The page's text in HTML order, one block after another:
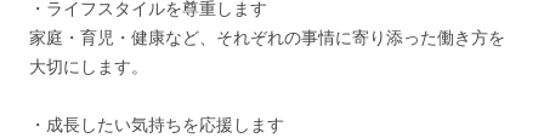
・ライフスタイルを尊重します
家庭・育児・健康など、それぞれの事情に寄り添った働き方を
大切にします。
・成長したい気持ちを応援します